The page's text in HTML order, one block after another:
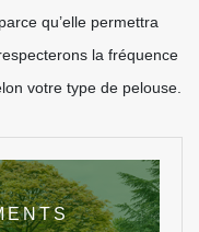
qu’elle permettra
la fréquence
votre type de pelouse.